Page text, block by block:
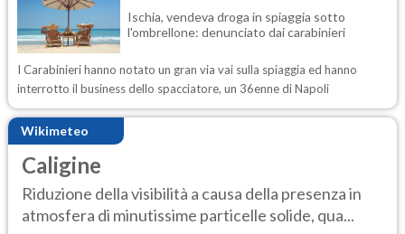
Ischia, vendeva droga in spiaggia sotto
l'ombrellone: denunciato dai carabinieri
I Carabinieri hanno notato un gran via vai sulla spiaggia ed hanno
interrotto il business dello spacciatore, un 36enne di Napoli
Wikimeteo
Caligine
Riduzione della visibilità a causa della presenza in
atmosfera di minutissime particelle solide, qua...